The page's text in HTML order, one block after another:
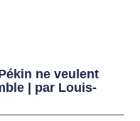
ne veulent
| par Louis-